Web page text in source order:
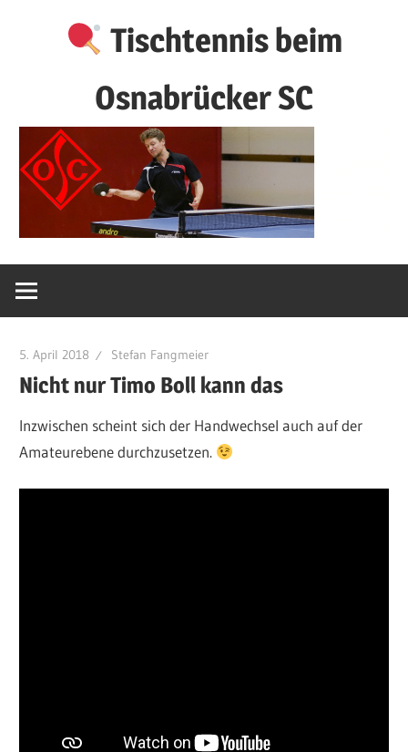
Tischtennis beim
Osnabrücker SC
5. April 2018 Stefan Fangmeier
Nicht nur Timo Boll kann das
Inzwischen scheint sich der Handwechsel auch auf der
Amateurebene durchzusetzen.